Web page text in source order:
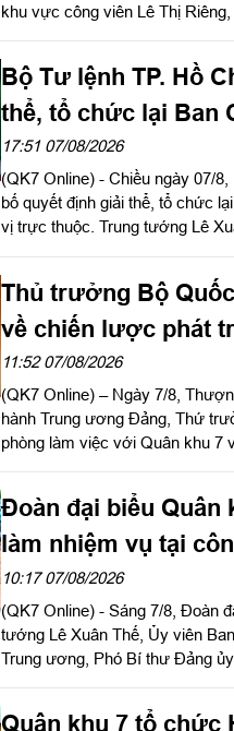
khu vực công viên Lê Thị
Bộ Tư lệnh TP. Hồ
thể, tổ chức lại Ban
vị trực thuộc
17:51 07/08/2026
(QK7 Online) - Chiều ngày 07/
bố quyết định giải thể, tổ chức
vị trực thuộc. Trung tướng Lê
hội nghị. Thiếu tướng Vũ Văn
Tư lệnh TP. Hồ Chí Minh chủ trì
Thủ trưởng Bộ
về chiến lược phát
chức, cơ cấu lại
11:52 07/08/2026
(QK7 Online) – Ngày 7/8,
hành Trung ương Đảng, Thứ
phòng làm việc với Quân khu 7
Đảng ủy, Phó Tư lệnh Quân khu
Đoàn đại biểu
làm nhiệm vụ tại
10:17 07/08/2026
(QK7 Online) - Sáng 7/8, Đoàn
tướng Lê Xuân Thế, Ủy viên
Trung ương, Phó Bí thư Đảng
thăm, động viên lực lượng
Quân khu 7 tổ chức